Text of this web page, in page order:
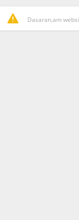
Dasaran.am